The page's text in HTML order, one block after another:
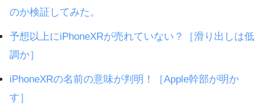
のか検証してみた。
予想以上にiPhoneXRが売れていない？［滑り出しは低
調か］
iPhoneXRの名前の意味が判明！［Apple幹部が明か
す］